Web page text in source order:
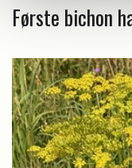
Første bichon